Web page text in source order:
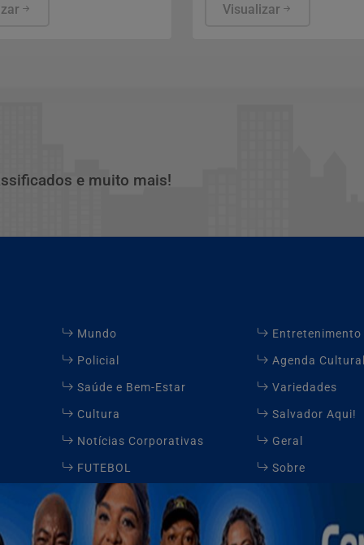
promessa de
divulgação da linha BIC
Visualizar
e muito mais!
Mundo
Entretenimento
Policial
Agenda
Saúde e Bem-Estar
Variedades
Cultura
Salvador Aqui!
Notícias Corporativas
Geral
FUTEBOL
Sobre
Contato